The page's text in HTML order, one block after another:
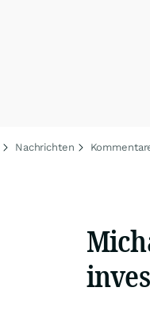
Nachrichten